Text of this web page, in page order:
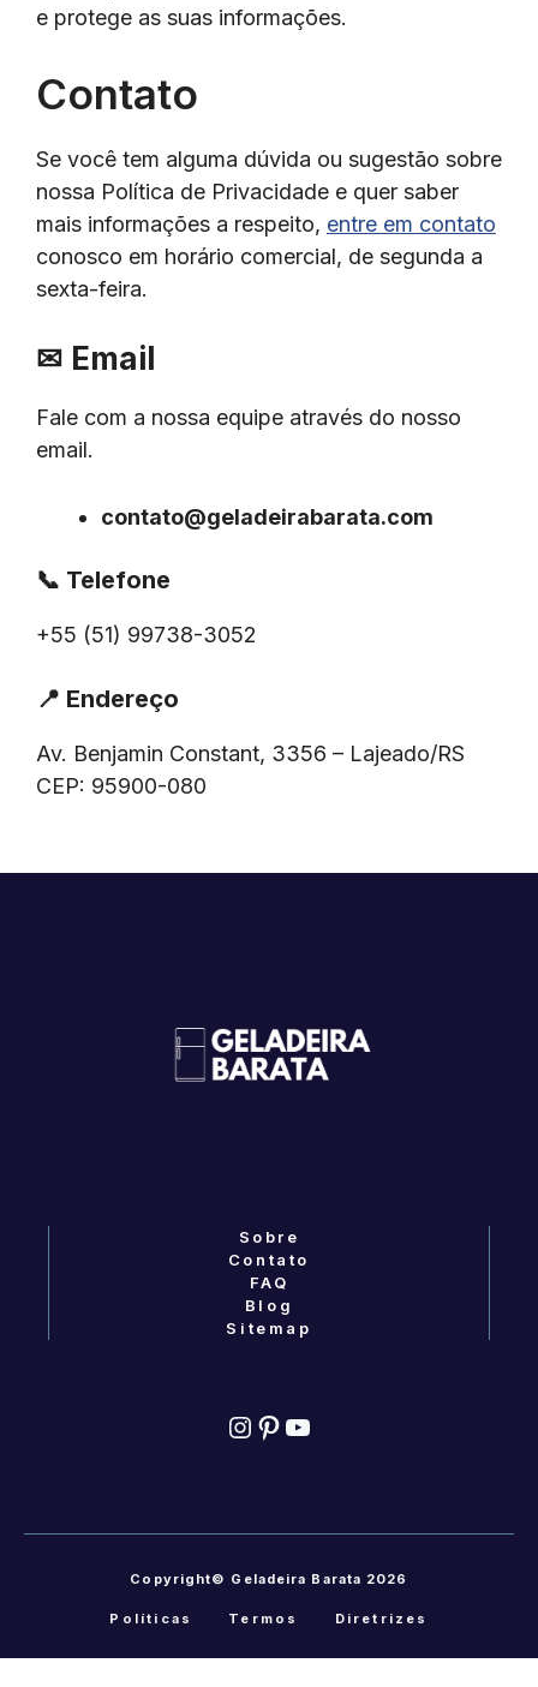
e protege as suas informações.
Contato
Se você tem alguma dúvida ou sugestão sobre
nossa Política de Privacidade e quer saber
mais informações a respeito, entre em contato
conosco em horário comercial, de segunda a
sexta-feira.
✉ Email
Fale com a nossa equipe através do nosso
email.
contato@geladeirabarata.com
📞 Telefone
+55 (51) 99738-3052
📍 Endereço
Av. Benjamin Constant, 3356 – Lajeado/RS
CEP: 95900-080
Sobre
Contato
FAQ
Blog
Sitemap
Instagram
Pinterest
YouTube
Copyright© Geladeira Barata 2026
Políticas Termos Diretrizes